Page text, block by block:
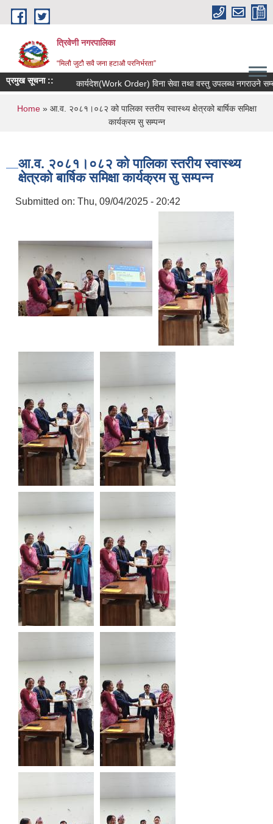
Skip to main content
त्रिवेणी नगरपालिका
“मिलौ जुटौ सवै जना हटाऔ परनिर्भरता”
प्रमुख सूचना :: कार्यदेश(Work Order) विना सेवा तथा वस्तु उपलब्ध नगराउने सम्बन्धी
You are here
Home» आ.व. २०८१।०८२ को पालिका स्तरीय स्वास्थ्य क्षेत्रको बार्षिक समिक्षा
कार्यक्रम सु सम्पन्न
आ.व. २०८१।०८२ को पालिका स्तरीय स्वास्थ्य
क्षेत्रको बार्षिक समिक्षा कार्यक्रम सु सम्पन्न
Submitted on: Thu, 09/04/2025 - 20:42